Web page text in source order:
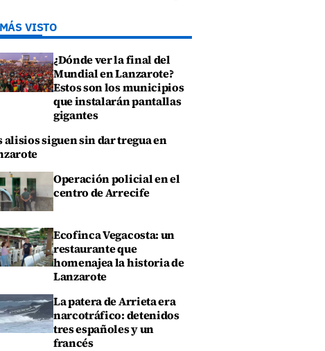
VISTO
¿Dónde ver la final del
Mundial en Lanzarote?
Estos son los municipios
que instalarán pantallas
gigantes
alisios siguen sin dar tregua en
Operación policial en el
centro de Arrecife
Ecofinca Vegacosta: un
restaurante que
homenajea la historia de
Lanzarote
La patera de Arrieta era
narcotráfico: detenidos
tres españoles y un
francés